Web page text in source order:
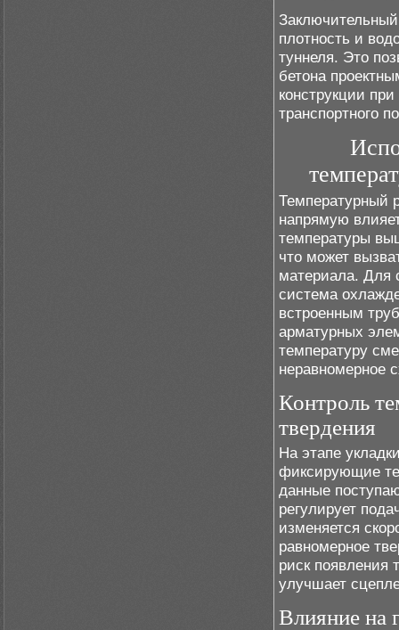
плотность и
туннеля. Это
бетона
конструкции
транспортного
Температурный
напрямую
температуры
что может
материала. Для
система
встроенным
арматурных
температуру
неравномерное
Контроль
твердения
На этапе
фиксирующие
данные
регулирует
изменяется
равномерное
риск появления
улучшает
Влияние на